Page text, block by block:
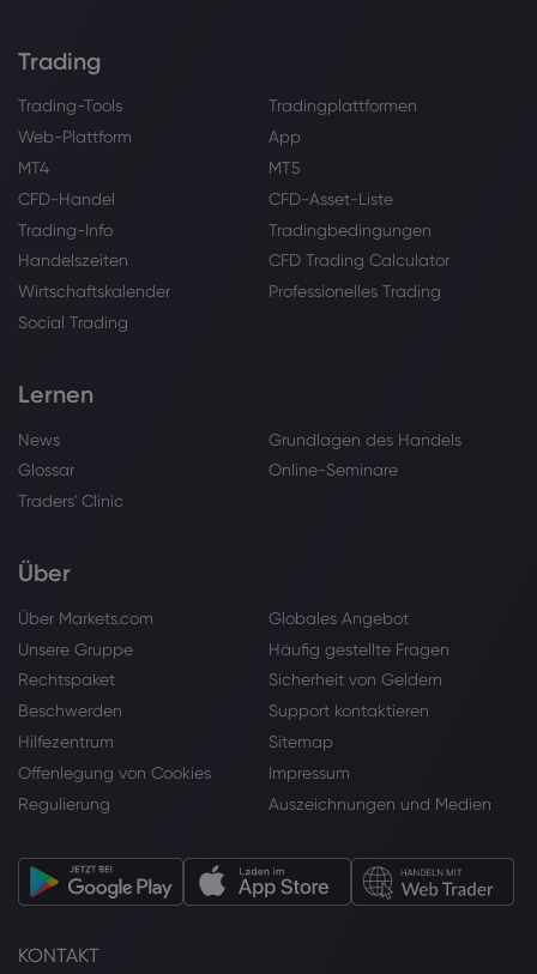
Trading
Trading-Tools
Tradingplattformen
Web-Plattform
App
MT4
MT5
CFD-Handel
CFD-Asset-Liste
Trading-Info
Tradingbedingungen
Handelszeiten
CFD Trading Calculator
Wirtschaftskalender
Professionelles Trading
Social Trading
Lernen
News
Grundlagen des Handels
Glossar
Online-Seminare
Traders' Clinic
Über
Über Markets.com
Globales Angebot
Unsere Gruppe
Häufig gestellte Fragen
Rechtspaket
Sicherheit von Geldern
Beschwerden
Support kontaktieren
Hilfezentrum
Sitemap
Offenlegung von Cookies
Impressum
Regulierung
Auszeichnungen und Medien
KONTAKT